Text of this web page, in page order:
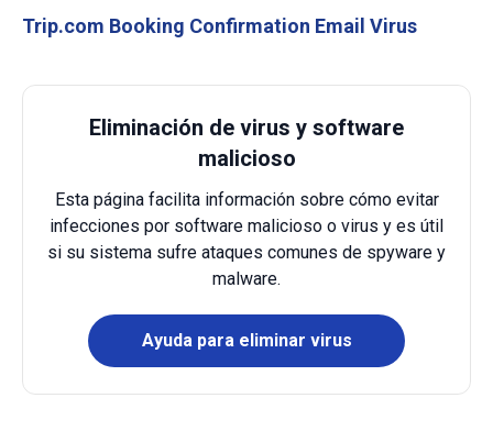
Trip.com Booking Confirmation Email Virus
Eliminación de virus y software
malicioso
Esta página facilita información sobre cómo evitar
infecciones por software malicioso o virus y es útil
si su sistema sufre ataques comunes de spyware y
malware.
Ayuda para eliminar virus